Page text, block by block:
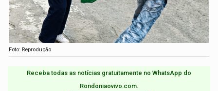
Foto: Reprodução
Receba todas as notícias gratuitamente no WhatsApp do
Rondoniaovivo.com.​